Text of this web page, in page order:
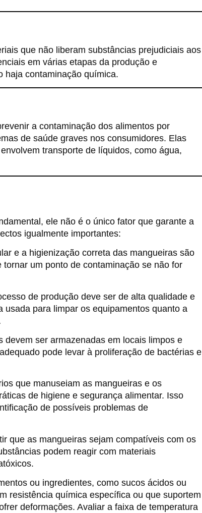
que não liberam substâncias prejudiciais aos
em várias etapas da produção e
haja contaminação química.
a contaminação dos alimentos por
de saúde graves nos consumidores. Elas
transporte de líquidos, como água,
ele não é o único fator que garante a
igualmente importantes:
e a higienização correta das mangueiras são
um ponto de contaminação se não for
de produção deve ser de alta qualidade e
para limpar os equipamentos quanto a
devem ser armazenadas em locais limpos e
pode levar à proliferação de bactérias e
que manuseiam as mangueiras e os
de higiene e segurança alimentar. Isso
de possíveis problemas de
que as mangueiras sejam compatíveis com os
podem reagir com materiais
ou ingredientes, como sucos ácidos ou
resistência química específica ou que suportem
deformações. Avaliar a faixa de temperatura